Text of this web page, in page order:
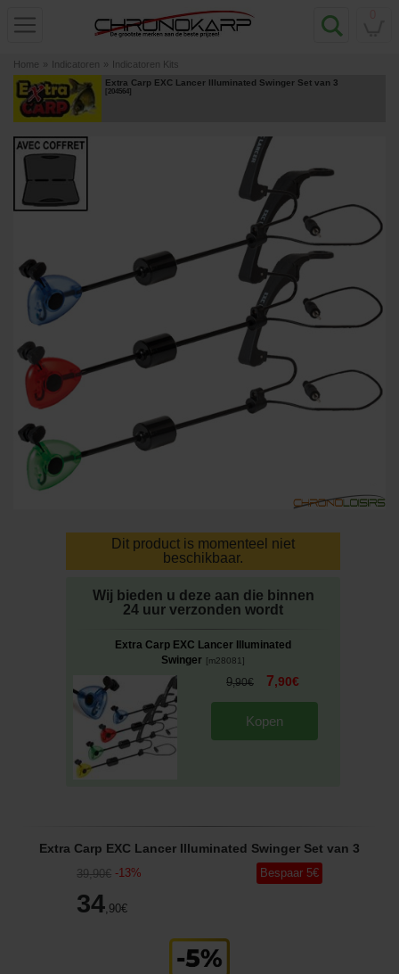
Home » Indicatoren » Indicatoren Kits
Extra Carp EXC Lancer Illuminated Swinger Set van 3
[204564]
Dit product is momenteel niet
beschikbaar.
Wij bieden u deze aan die binnen
24 uur verzonden wordt
Extra Carp EXC Lancer Illuminated
Swinger
m28081]
9,90€ 7,90€
Kopen
Extra Carp EXC Lancer Illuminated Swinger Set van 3
39,90€ -13%
34,90€
Bespaar 5€